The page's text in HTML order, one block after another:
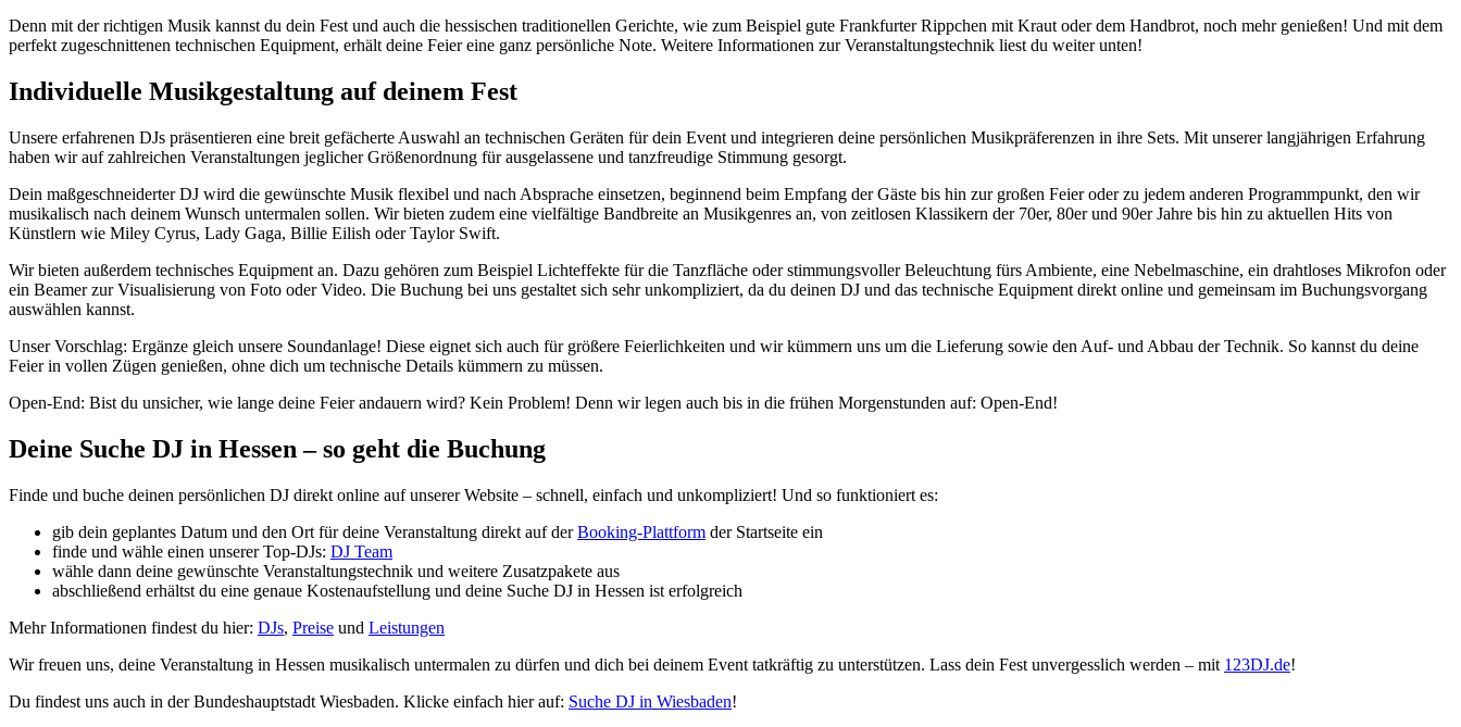
Denn mit der richtigen Musik kannst du dein Fest und auch die hessischen traditionellen Gerichte, wie zum Beispiel gute Frankfurter Rippchen mit Kraut oder dem Handbrot, noch mehr genießen! Und mit dem
perfekt zugeschnittenen technischen Equipment, erhält deine Feier eine ganz persönliche Note. Weitere Informationen zur Veranstaltungstechnik liest du weiter unten!
Individuelle Musikgestaltung auf deinem Fest
Unsere erfahrenen DJs präsentieren eine breit gefächerte Auswahl an technischen Geräten für dein Event und integrieren deine persönlichen Musikpräferenzen in ihre Sets. Mit unserer langjährigen Erfahrung
haben wir auf zahlreichen Veranstaltungen jeglicher Größenordnung für ausgelassene und tanzfreudige Stimmung gesorgt.
Dein maßgeschneiderter DJ wird die gewünschte Musik flexibel und nach Absprache einsetzen, beginnend beim Empfang der Gäste bis hin zur großen Feier oder zu jedem anderen Programmpunkt, den wir
musikalisch nach deinem Wunsch untermalen sollen. Wir bieten zudem eine vielfältige Bandbreite an Musikgenres an, von zeitlosen Klassikern der 70er, 80er und 90er Jahre bis hin zu aktuellen Hits von
Künstlern wie Miley Cyrus, Lady Gaga, Billie Eilish oder Taylor Swift.
Wir bieten außerdem technisches Equipment an. Dazu gehören zum Beispiel Lichteffekte für die Tanzfläche oder stimmungsvoller Beleuchtung fürs Ambiente, eine Nebelmaschine, ein drahtloses Mikrofon oder
ein Beamer zur Visualisierung von Foto oder Video. Die Buchung bei uns gestaltet sich sehr unkompliziert, da du deinen DJ und das technische Equipment direkt online und gemeinsam im Buchungsvorgang
auswählen kannst.
Unser Vorschlag: Ergänze gleich unsere Soundanlage! Diese eignet sich auch für größere Feierlichkeiten und wir kümmern uns um die Lieferung sowie den Auf- und Abbau der Technik. So kannst du deine
Feier in vollen Zügen genießen, ohne dich um technische Details kümmern zu müssen.
Open-End: Bist du unsicher, wie lange deine Feier andauern wird? Kein Problem! Denn wir legen auch bis in die frühen Morgenstunden auf: Open-End!
Deine Suche DJ in Hessen – so geht die Buchung
Finde und buche deinen persönlichen DJ direkt online auf unserer Website – schnell, einfach und unkompliziert! Und so funktioniert es:
gib dein geplantes Datum und den Ort für deine Veranstaltung direkt auf derBooking-Plattform der Startseite ein
finde und wähle einen unserer Top-DJs: DJ Team
wähle dann deine gewünschte Veranstaltungstechnik und weitere Zusatzpakete aus
abschließend erhältst du eine genaue Kostenaufstellung und deine Suche DJ in Hessen ist erfolgreich
Mehr Informationen findest du hier: DJs, Preise und Leistungen
Wir freuen uns, deine Veranstaltung in Hessen musikalisch untermalen zu dürfen und dich bei deinem Event tatkräftig zu unterstützen. Lass dein Fest unvergesslich werden – mit 123DJ.de!
Du findest uns auch in der Bundeshauptstadt Wiesbaden. Klicke einfach hier auf: Suche DJ in Wiesbaden!